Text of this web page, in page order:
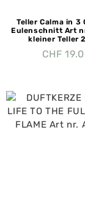
Teller Calma in 3
Eulenschnitt Art
kleiner Teller
CHF